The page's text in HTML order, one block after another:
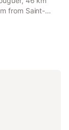
from Saint-
on-site are